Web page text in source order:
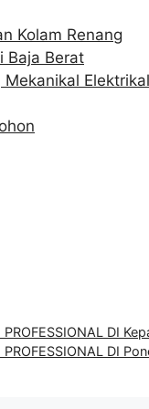
Kolam Renang
Baja Berat
Elektrikal
DI
DI